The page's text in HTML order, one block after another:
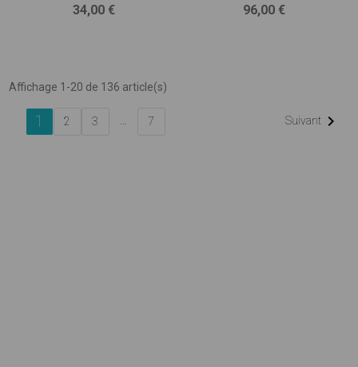
Prix
34,00 € Prix
96,00 €
Affichage 1-20 de 136 article(s)
1 2 3 7 Suivant